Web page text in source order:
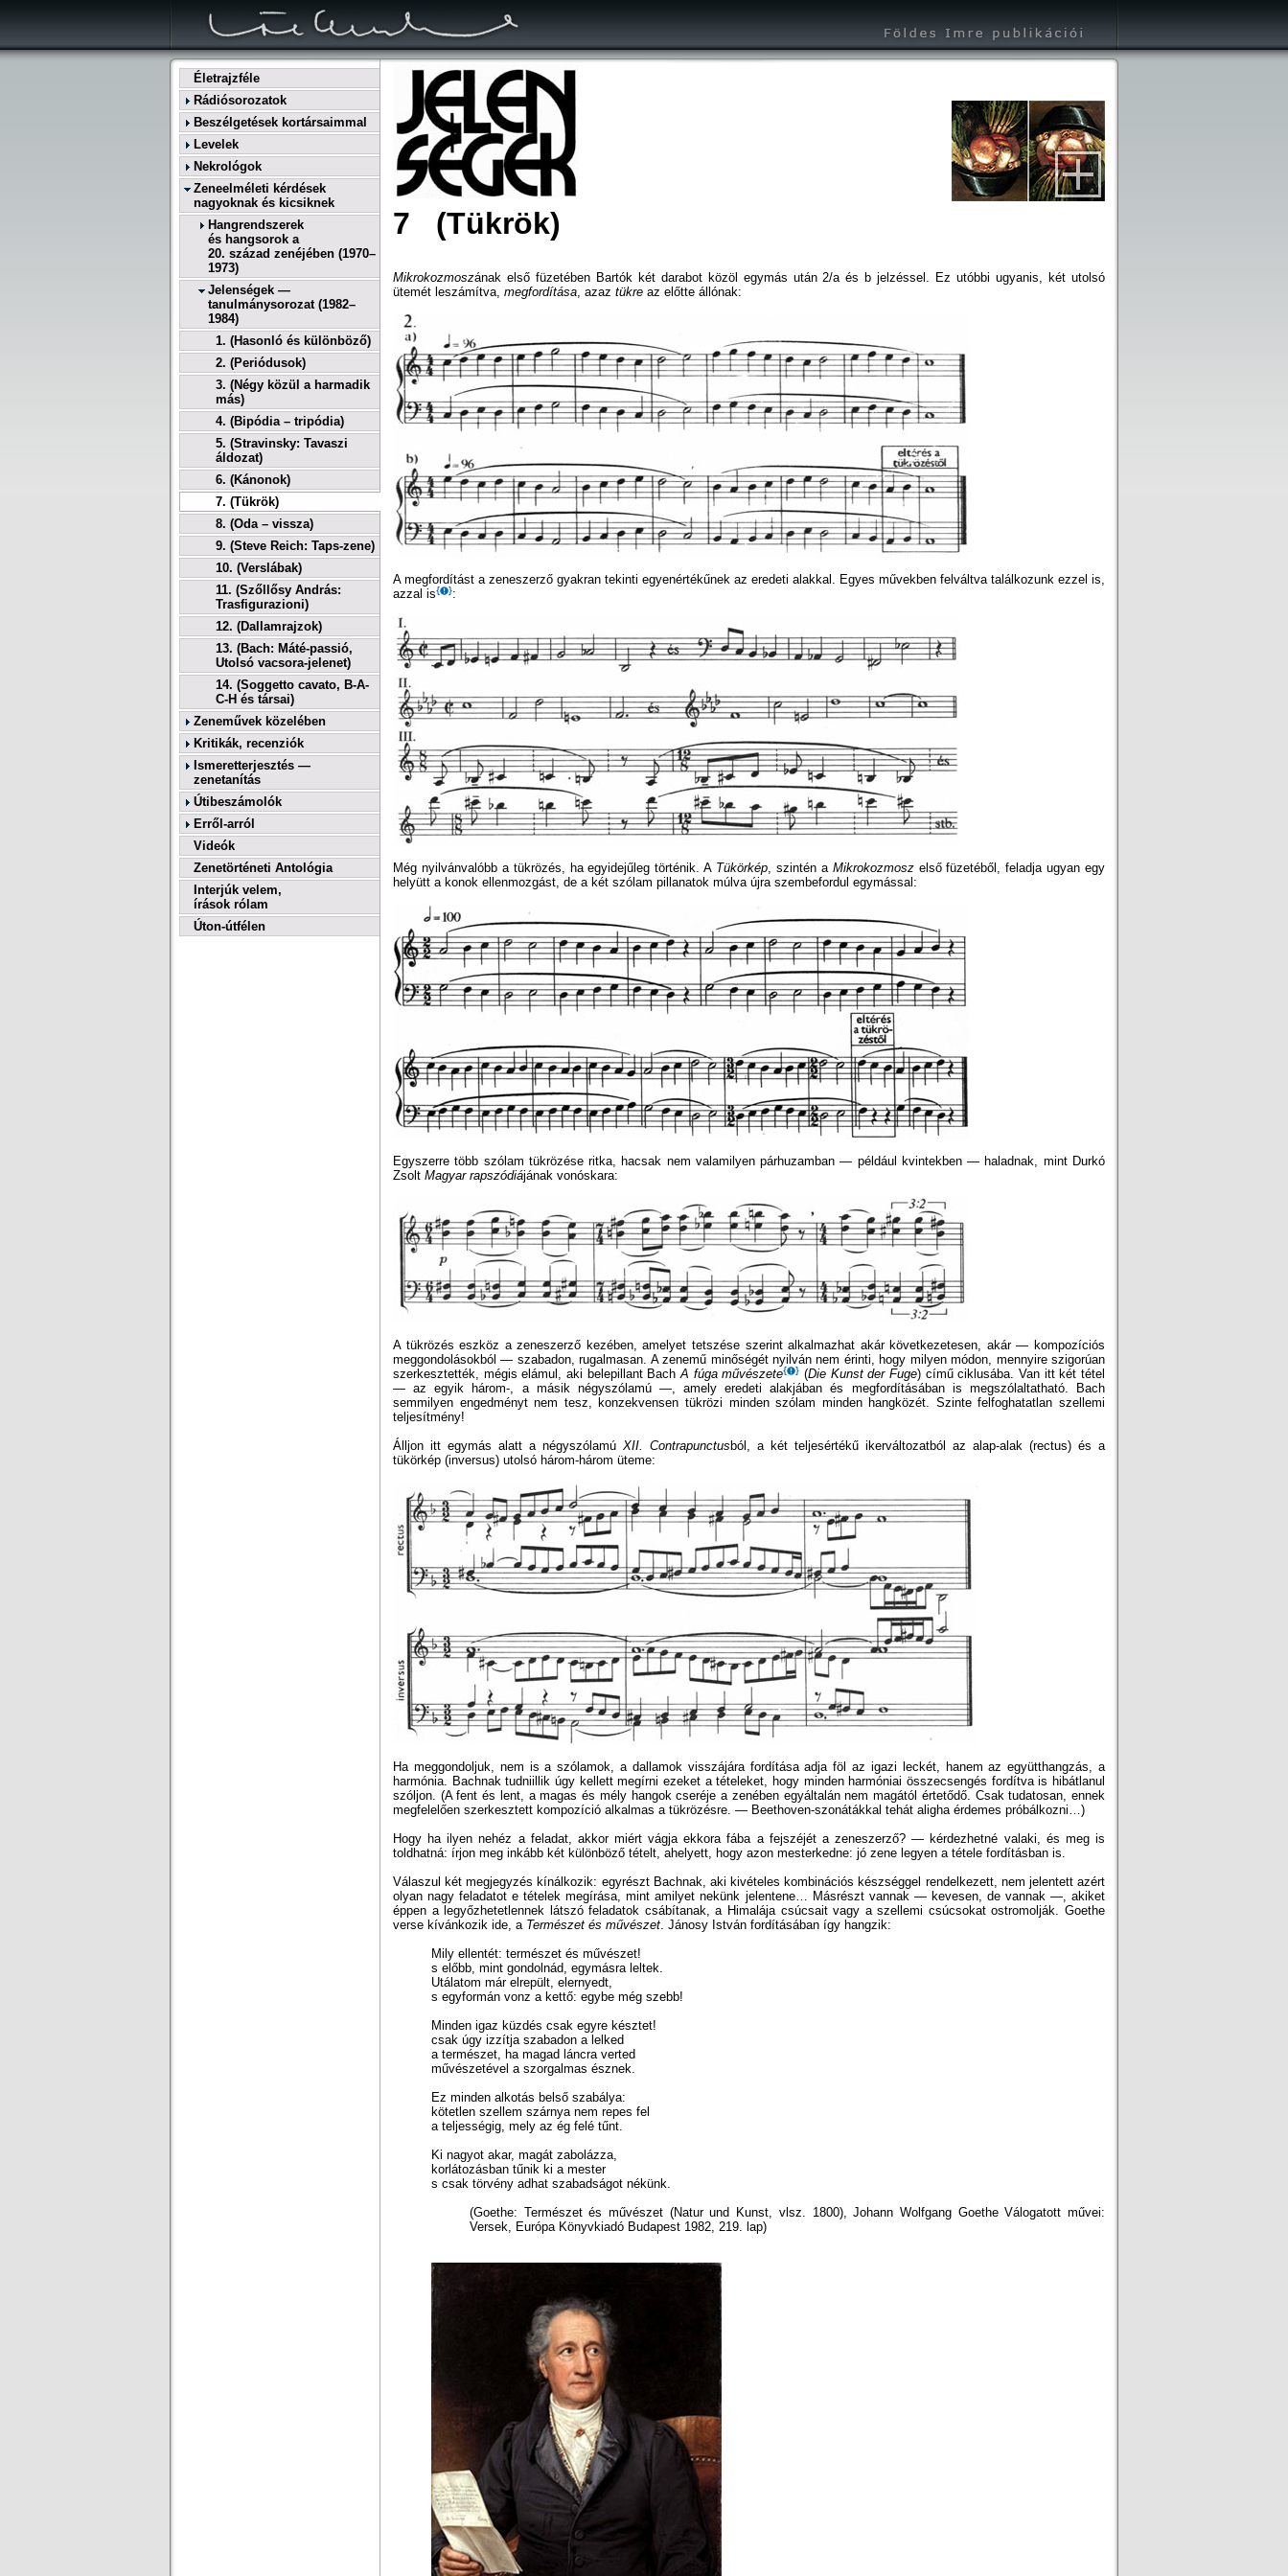
Életrajzféle
Rádiósorozatok
Beszélgetések kortársaimmal
Levelek
Nekrológok
Zeneelméleti kérdések
nagyoknak és kicsiknek
Hangrendszerek
és hangsorok a
20. század zenéjében (1970–
1973)
Jelenségek —
tanulmánysorozat (1982–
1984)
1. (Hasonló és különböző)
2. (Periódusok)
3. (Négy közül a harmadik
más)
4. (Bipódia – tripódia)
5. (Stravinsky: Tavaszi
áldozat)
6. (Kánonok)
7. (Tükrök)
8. (Oda – vissza)
9. (Steve Reich: Taps-zene)
10. (Verslábak)
11. (Szőllősy András:
Trasfigurazioni)
12. (Dallamrajzok)
13. (Bach: Máté-passió,
Utolsó vacsora-jelenet)
14. (Soggetto cavato, B-A-
C-H és társai)
Zeneművek közelében
Kritikák, recenziók
Ismeretterjesztés —
zenetanítás
Útibeszámolók
Erről-arról
Videók
Zenetörténeti Antológia
Interjúk velem,
írások rólam
Úton-útfélen
7 (Tükrök)
Mikrokozmoszának első füzetében Bartók két darabot közöl egymás után 2/a és b jelzéssel. Ez utóbbi ugyanis, két utolsó
ütemét leszámítva, megfordítása, azaz tükre az előtte állónak:
A megfordítást a zeneszerző gyakran tekinti egyenértékűnek az eredeti alakkal. Egyes művekben felváltva találkozunk ezzel is,
azzal is
:
Még nyilvánvalóbb a tükrözés, ha egyidejűleg történik. A Tükörkép, szintén a Mikrokozmoszelső füzetéből, feladja ugyan egy
helyütt a konok ellenmozgást, de a két szólam pillanatok múlva újra szembefordul egymással:
Egyszerre több szólam tükrözése ritka, hacsak nem valamilyen párhuzamban — például kvintekben — haladnak, mint Durkó
Zsolt Magyar rapszódiájának vonóskara:
A tükrözés eszköz a zeneszerző kezében, amelyet tetszése szerint alkalmazhat akár következetesen, akár — kompozíciós
meggondolásokból — szabadon, rugalmasan. A zenemű minőségét nyilván nem érinti, hogy milyen módon, mennyire szigorúan
szerkesztették, mégis elámul, aki belepillant BachA fúga művészete (Die Kunst der Fuge) című ciklusába. Van itt két tétel
— az egyik három-, a másik négyszólamú —, amely eredeti alakjában és megfordításában is megszólaltatható. Bach
semmilyen engedményt nem tesz, konzekvensen tükrözi minden szólam minden hangközét. Szinte felfoghatatlan szellemi
teljesítmény!
Álljon itt egymás alatt a négyszólamú XII. Contrapunctus ból, a két teljesértékű ikerváltozatból az alap-alak (rectus) és a
tükörkép (inversus) utolsó három-három üteme:
Ha meggondoljuk, nem is a szólamok, a dallamok visszájára fordítása adja föl az igazi leckét, hanem az együtthangzás, a
harmónia. Bachnak tudniillik úgy kellett megírni ezeket a tételeket, hogy minden harmóniai összecsengés fordítva is hibátlanul
szóljon. (A fent és lent, a magas és mély hangok cseréje a zenében egyáltalán nem magától értetődő. Csak tudatosan, ennek
megfelelően szerkesztett kompozíció alkalmas a tükrözésre. — Beethoven-szonátákkal tehát aligha érdemes próbálkozni…)
Hogy ha ilyen nehéz a feladat, akkor miért vágja ekkora fába a fejszéjét a zeneszerző? — kérdezhetné valaki, és meg is
toldhatná: írjon meg inkább két különböző tételt, ahelyett, hogy azon mesterkedne: jó zene legyen a tétele fordításban is.
Válaszul két megjegyzés kínálkozik: egyrészt Bachnak, aki kivételes kombinációs készséggel rendelkezett, nem jelentett azért
olyan nagy feladatot e tételek megírása, mint amilyet nekünk jelentene… Másrészt vannak — kevesen, de vannak —, akiket
éppen a legyőzhetetlennek látszó feladatok csábítanak, a Himalája csúcsait vagy a szellemi csúcsokat ostromolják. Goethe
verse kívánkozik ide, a Természet és művészet. Jánosy István fordításában így hangzik:
Mily ellentét: természet és művészet!
s előbb, mint gondolnád, egymásra leltek.
Utálatom már elrepült, elernyedt,
s egyformán vonz a kettő: egybe még szebb!
Minden igaz küzdés csak egyre késztet!
csak úgy izzítja szabadon a lelked
a természet, ha magad láncra verted
művészetével a szorgalmas észnek.
Ez minden alkotás belső szabálya:
kötetlen szellem szárnya nem repes fel
a teljességig, mely az ég felé tűnt.
Ki nagyot akar, magát zabolázza,
korlátozásban tűnik ki a mester
s csak törvény adhat szabadságot nékünk.
(Goethe: Természet és művészet (Natur und Kunst, vlsz. 1800), Johann Wolfgang Goethe Válogatott művei:
Versek, Európa Könyvkiadó Budapest 1982, 219. lap)